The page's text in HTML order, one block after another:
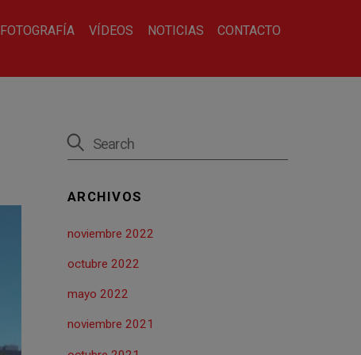
FOTOGRAFÍA VÍDEOS NOTICIAS CONTACTO
ARCHIVOS
noviembre 2022
octubre 2022
mayo 2022
noviembre 2021